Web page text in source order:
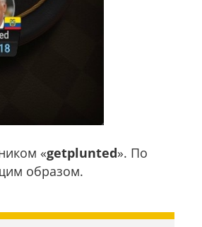
«getplunted». По
образом.